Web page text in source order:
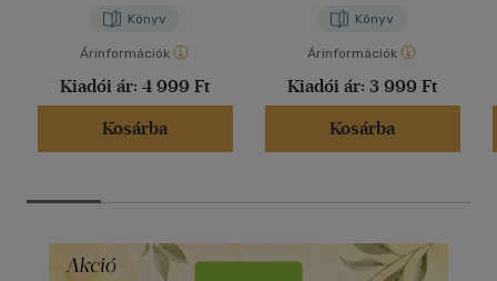
Könyv
Árinformációk
Kiadói ár: 4 999 Ft
Kosárba
Könyv
Árinformációk
Kiadói ár: 3 999 Ft
Kosárba